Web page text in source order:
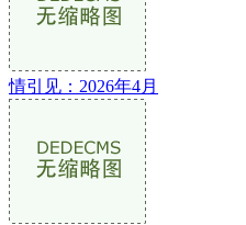
情引见：2026年4月